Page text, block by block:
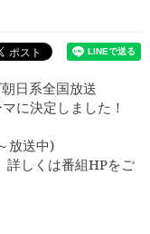
日系全国放送
に決定しました！
放送中)
詳しくは番組HPをご